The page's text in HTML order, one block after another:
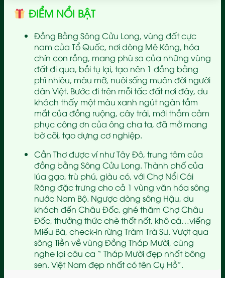
ĐIỂM NỔI BẬT
Đồng Bằng Sông Cửu Long, vùng đất cực
nam của Tổ Quốc, nơi dòng Mê Kông, hóa
chín con rồng, mang phù sa của những vùng
đất đi qua, bồi tụ lại, tạo nên 1 đồng bằng
phì nhiêu, màu mỡ, nuôi sống muôn đời người
dân Việt. Bước đi trên mỗi tấc đất nơi đây, du
khách thấy một màu xanh ngút ngàn tầm
mắt của đồng ruộng, cây trái, mới thầm cảm
phục công ơn của ông cha ta, đã mở mang
bờ cõi, tạo dựng cơ nghiệp.
Cần Thơ được ví như Tây Đô, trung tâm của
đồng bằng Sông Cửu Long. Thành phố của
lúa gạo, trù phú, giàu có, với Chợ Nổi Cái
Răng đặc trưng cho cả 1 vùng văn hóa sông
nước Nam Bộ. Ngược dòng sông Hậu, du
khách đến Châu Đốc, ghé thăm Chợ Châu
Đốc, thưởng thức chè thốt nốt, khô cá…viếng
Miếu Bà, check-in rừng Tràm Trà Sư. Vượt qua
sông Tiền về vùng Đồng Tháp Mười, cùng
nghe lại câu ca “ Tháp Mười đẹp nhất bông
sen. Việt Nam đẹp nhất có tên Cụ Hồ”.